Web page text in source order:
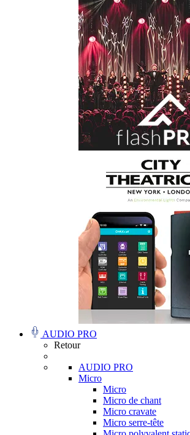
AUDIO PRO
Retour
AUDIO PRO
Micro
Micro
Micro de chant
Micro cravate
Micro serre-tête